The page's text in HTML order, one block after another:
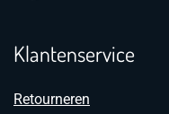
Klantenservice
Retourneren